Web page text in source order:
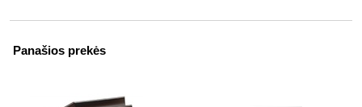
Panašios prekės